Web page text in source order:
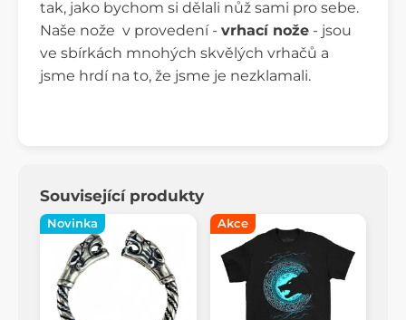
tak, jako bychom si dělali nůž sami pro sebe.
Naše nože v provedení - vrhací nože - jsou
ve sbírkách mnohých skvělých vrhačů a
jsme hrdí na to, že jsme je nezklamali.
Související produkty
Novinka Akce